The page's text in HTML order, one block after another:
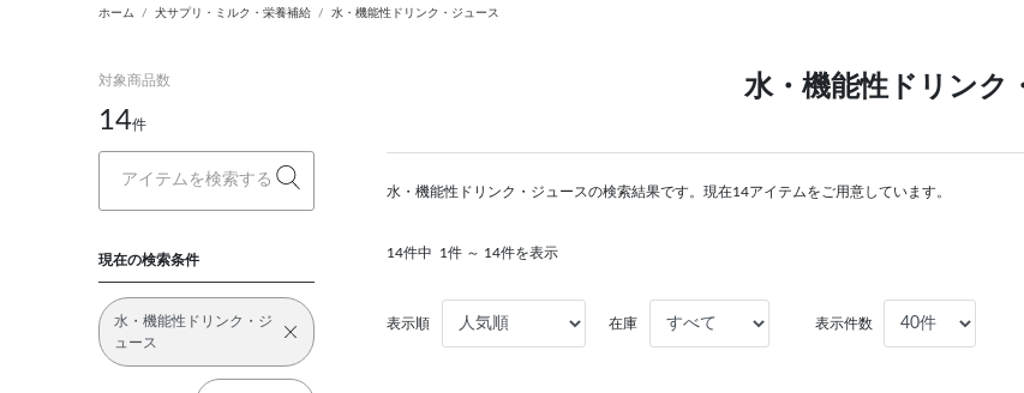
ホーム 犬サプリ・ミルク・栄養補給 水・機能性ドリンク・ジュース
対象商品数
14件
現在の検索条件
水・機能性ドリンク・ジ
ュース
水・機能性ドリンク
水・機能性ドリンク・ジュースの検索結果です。現在14アイテムをご用意しています。
14件中 1件 ～ 14件を表示
表示順 在庫 表示件数